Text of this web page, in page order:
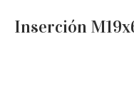
Inserción